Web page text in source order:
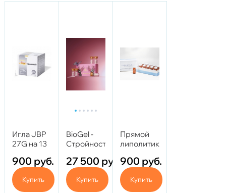
Игла JBP
27G на 13
900 руб.
Купить
BioGel -
Стройность
"Кабаре"
(5
флаконов)
27 500 руб.
Купить
Прямой
липолитик
Lipo Body
10 мл
900 руб.
Купить